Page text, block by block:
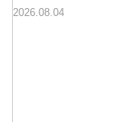
2026.08.04